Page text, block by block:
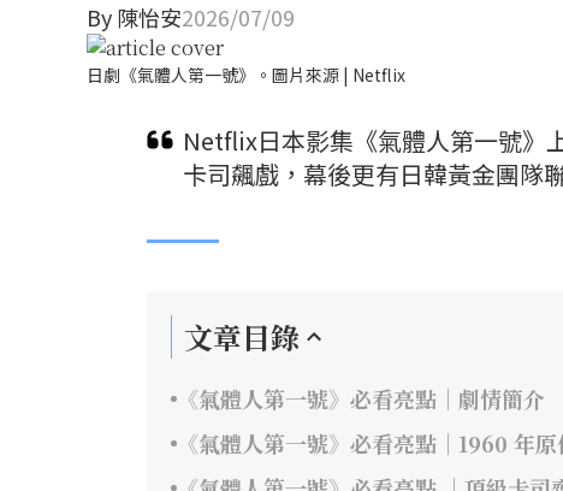
By陳怡安2026/07/09
日劇《氣體人第一號》。圖片來源 | Netflix
Netflix日本影集《氣體人第一號》
卡司飆戲，幕後更有日韓黃金團隊
文章目錄
《氣體人第一號》必看亮點｜劇情簡介
《氣體人第一號》必看亮點｜1960 年